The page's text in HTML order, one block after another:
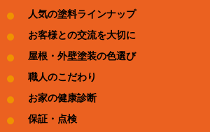
人気の塗料ラインナップ
お客様との交流を大切に
屋根・外壁塗装の色選び
職人のこだわり
お家の健康診断
保証・点検